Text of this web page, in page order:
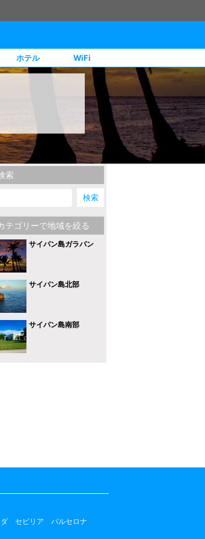
ホテル WiFi
索
テゴリーで地域を絞る
サイパン島ガラパン
サイパン島北部
サイパン島南部
セビリア
バルセロナ